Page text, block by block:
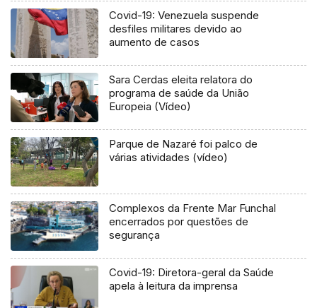
Covid-19: Venezuela suspende
desfiles militares devido ao
aumento de casos
Sara Cerdas eleita relatora do
programa de saúde da União
Europeia (Vídeo)
Parque de Nazaré foi palco de
várias atividades (vídeo)
Complexos da Frente Mar Funchal
encerrados por questões de
segurança
Covid-19: Diretora-geral da Saúde
apela à leitura da imprensa